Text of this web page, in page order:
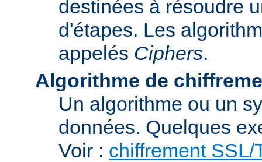
destinées à résoudre
d'étapes. Les
appelés Ciphers.
Algorithme de
Un algorithme ou un
données. Quelques
Voir : chiffrement SSL/